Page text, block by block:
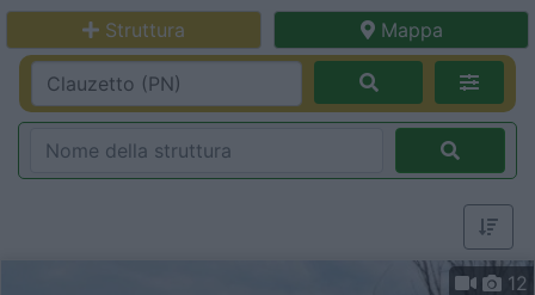
Struttura Mappa
12